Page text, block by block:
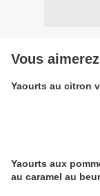
Vous
Yaourts au citron
Yaourts aux
au caramel au